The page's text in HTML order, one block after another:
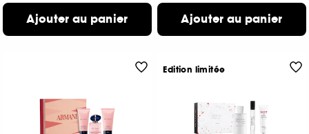
Ajouter au panier Ajouter au panier
Edition limitée